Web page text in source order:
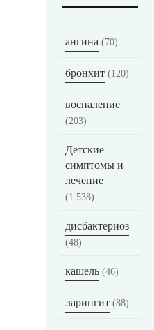
ангина (70)
бронхит (120)
воспаление
(203)
Детские
симптомы и
лечение
(1 538)
дисбактериоз
(48)
кашель (46)
ларингит (88)